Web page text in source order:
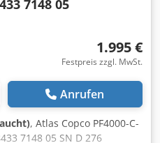
7148 05
1.995 €
Festpreis zzgl. MwSt.
Anrufen
, Atlas Copco PF4000-C-
7148 05 SN D 276